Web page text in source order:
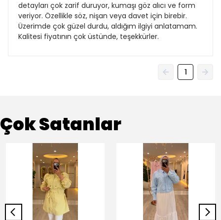
detayları çok zarif duruyor, kumaşı göz alıcı ve form
veriyor. Özellikle söz, nişan veya davet için birebir.
Üzerimde çok güzel durdu, aldığım ilgiyi anlatamam.
Kalitesi fiyatının çok üstünde, teşekkürler.
1
Çok Satanlar